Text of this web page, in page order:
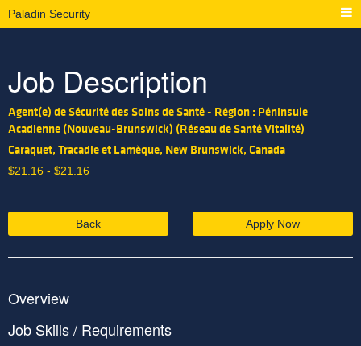
Paladin Security
Job Description
Agent(e) de Sécurité des Soins de Santé - Région : Péninsule
Acadienne (Nouveau-Brunswick) (Réseau de Santé Vitalité)
Caraquet, Tracadie et Lamèque, New Brunswick, Canada
$21.16 - $21.16
Back Apply Now
Overview
Job Skills / Requirements